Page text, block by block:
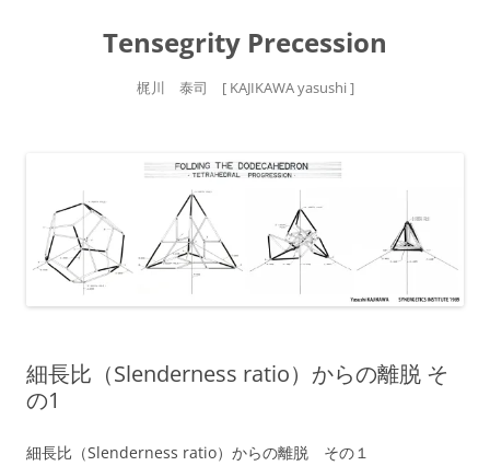
Tensegrity Precession
梶川 泰司 [ KAJIKAWA yasushi ]
テ
ン
プ
細長比（Slenderness ratio）からの離脱 そ
の1
細長比（Slenderness ratio）からの離脱 その１